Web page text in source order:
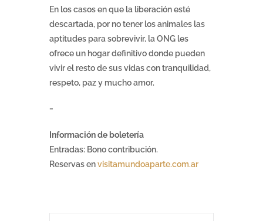
En los casos en que la liberación esté
descartada, por no tener los animales las
aptitudes para sobrevivir, la ONG les
ofrece un hogar definitivo donde pueden
vivir el resto de sus vidas con tranquilidad,
respeto, paz y mucho amor.
Información de boletería
Entradas: Bono contribución.
Reservas envisitamundoaparte.com.ar